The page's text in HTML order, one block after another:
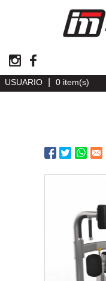
USUARIO 0 item(s)